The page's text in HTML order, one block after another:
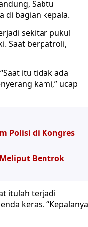
Sabtu
di bagian kepala.
sekitar pukul
Saat berpatroli,
itu tidak ada
kami,” ucap
Polisi di Kongres
Bentrok
itulah terjadi
keras. “Kepalanya